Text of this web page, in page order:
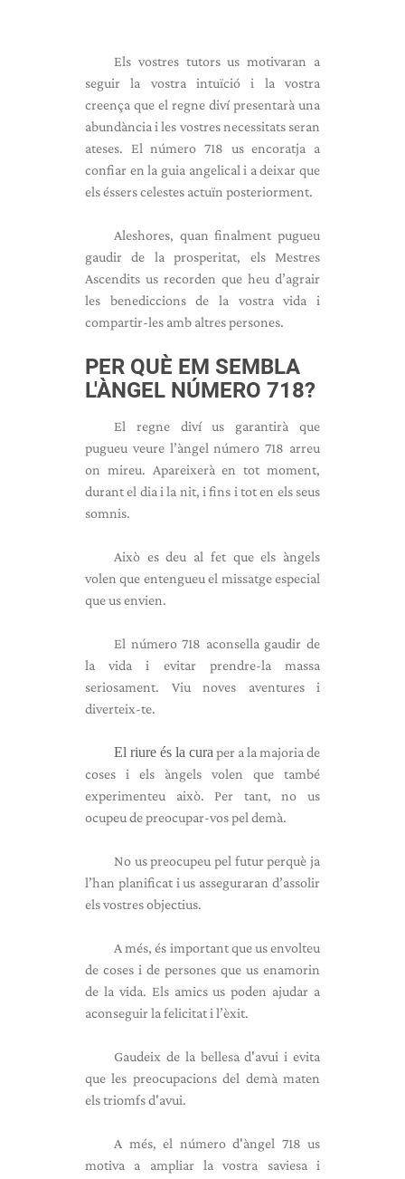
Els vostres tutors us motivaran a
seguir la vostra intuïció i la vostra
creença que el regne diví presentarà una
abundància i les vostres necessitats seran
ateses. El número 718 us encoratja a
confiar en la guia angelical i a deixar que
els éssers celestes actuïn posteriorment.
Aleshores, quan finalment pugueu
gaudir de la prosperitat, els Mestres
Ascendits us recorden que heu d’agrair
les benediccions de la vostra vida i
compartir-les amb altres persones.
PER QUÈ EM SEMBLA
L'ÀNGEL NÚMERO 718?
El regne diví us garantirà que
pugueu veure l’àngel número 718 arreu
on mireu. Apareixerà en tot moment,
durant el dia i la nit, i fins i tot en els seus
somnis.
Això es deu al fet que els àngels
volen que entengueu el missatge especial
que us envien.
El número 718 aconsella gaudir de
la vida i evitar prendre-la massa
seriosament. Viu noves aventures i
diverteix-te.
El riure és la cura per a la majoria de
coses i els àngels volen que també
experimenteu això. Per tant, no us
ocupeu de preocupar-vos pel demà.
No us preocupeu pel futur perquè ja
l’han planificat i us asseguraran d’assolir
els vostres objectius.
A més, és important que us envolteu
de coses i de persones que us enamorin
de la vida. Els amics us poden ajudar a
aconseguir la felicitat i l’èxit.
Gaudeix de la bellesa d'avui i evita
que les preocupacions del demà maten
els triomfs d'avui.
A més, el número d'àngel 718 us
motiva a ampliar la vostra saviesa i